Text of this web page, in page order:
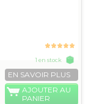
1 en stock
EN SAVOIR PLUS
AJOUTER AU
PANIER